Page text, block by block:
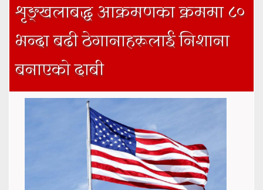
शृङ्खलाबद्ध आक्रमणका क्रममा ८०
भन्दा बढी ठेगानाहरूलाई निशाना
बनाएको दाबी